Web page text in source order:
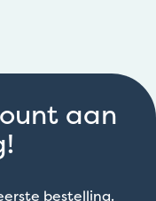
aan
bestelling.